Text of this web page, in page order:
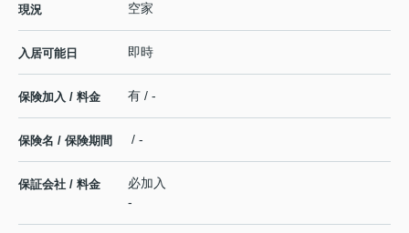
現況 空家
入居可能日 即時
保険加入 / 料金 有 / -
保険名 / 保険期間 / -
保証会社 / 料金
必加入
-